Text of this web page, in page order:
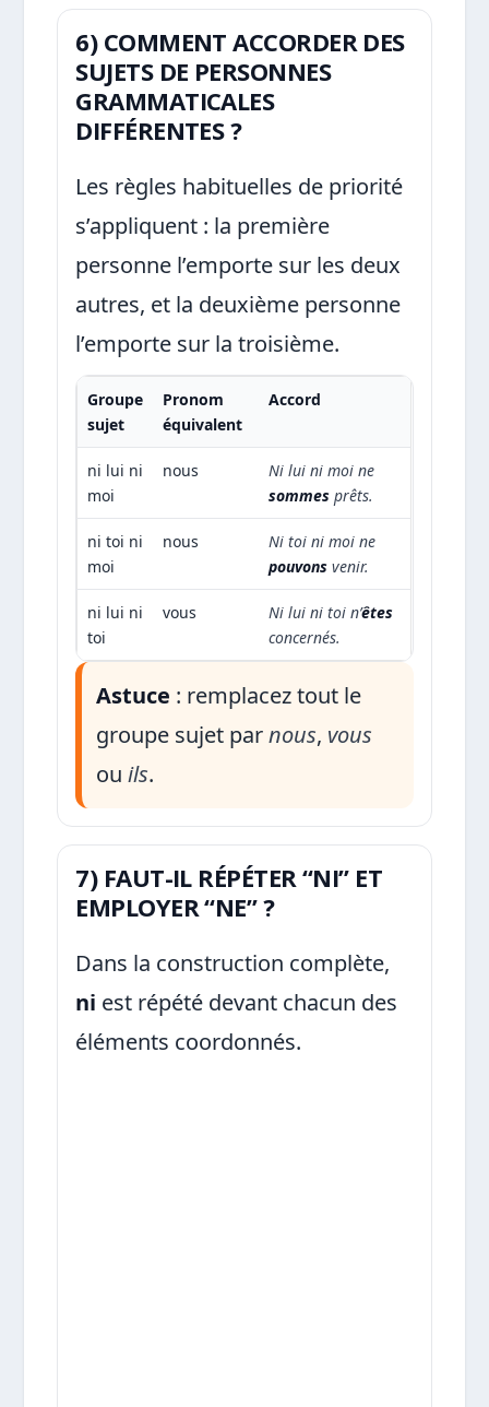
6) COMMENT ACCORDER DES
SUJETS DE PERSONNES
GRAMMATICALES
DIFFÉRENTES ?
Les règles habituelles de priorité
s’appliquent : la première
personne l’emporte sur les deux
autres, et la deuxième personne
l’emporte sur la troisième.
Groupe
sujet
Pronom
équivalent
Accord
ni lui ni
moi
nous
Ni lui ni moi ne
sommes prêts.
ni toi ni
moi
nous
Ni toi ni moi ne
pouvons venir.
ni lui ni
toi
vous Ni lui ni toi n’êtes
concernés.
Astuce : remplacez tout le
groupe sujet parnous, vous
ouils.
7) FAUT-IL RÉPÉTER “NI” ET
EMPLOYER “NE” ?
Dans la construction complète,
ni est répété devant chacun des
éléments coordonnés.